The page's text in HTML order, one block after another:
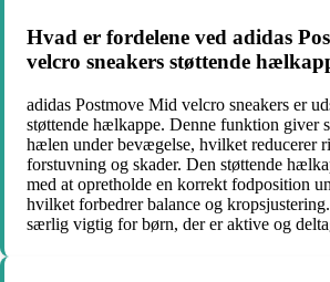
Hvad er fordelene ved adidas
velcro sneakers støttende
adidas Postmove Mid velcro sneakers er
støttende hælkappe. Denne funktion giver
hælen under bevægelse, hvilket reducerer
forstuvning og skader. Den støttende
med at opretholde en korrekt fodposition
hvilket forbedrer balance og
særlig vigtig for børn, der er aktive og